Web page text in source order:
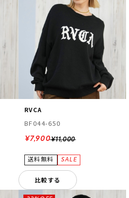
RVCA
BF044-650
¥11,000
¥7,900
比較する